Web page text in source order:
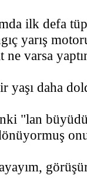
ilk defa
yarış
ne varsa
yaşı daha
"lan